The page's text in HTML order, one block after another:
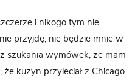
i nikogo tym nie
przyjdę, nie będzie mnie w
szukania wymówek, że mam
kuzyn przyleciał z Chicago